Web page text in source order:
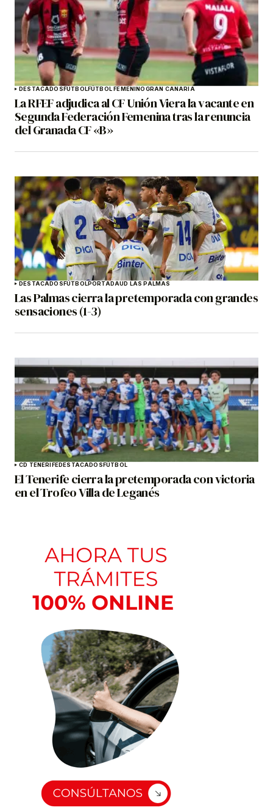
DESTACADOSFÚTBOLFÚTBOL FEMENINOGRAN CANARIA
La RFEF adjudica al CF Unión Viera la vacante en
Segunda Federación Femenina tras la renuncia
del Granada CF «B»
DESTACADOSFÚTBOLPORTADAUD LAS PALMAS
Las Palmas cierra la pretemporada con grandes
sensaciones (1-3)
CD TENERIFEDESTACADOSFÚTBOL
El Tenerife cierra la pretemporada con victoria
en el Trofeo Villa de Leganés